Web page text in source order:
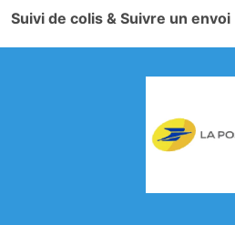
Suivi de colis & Suivre un envoi